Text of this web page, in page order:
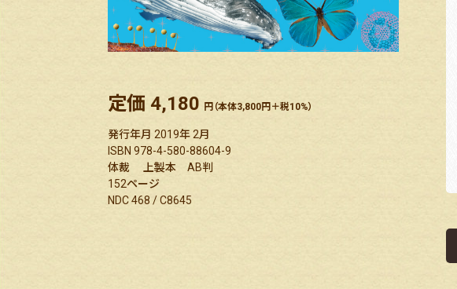
定価 4,180 円（本体3,800円＋税10%）
発行年月 2019年 2月
ISBN 978-4-580-88604-9
体裁 上製本 AB判
152ページ
NDC 468 / C8645